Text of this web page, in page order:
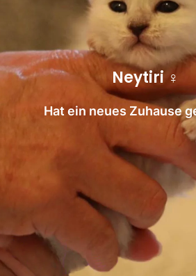
Neytiri ♀
Hat ein neues Zuhause